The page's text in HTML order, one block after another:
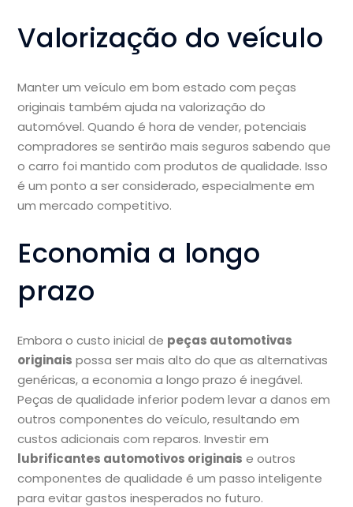
Valorização do veículo
Manter um veículo em bom estado com peças
originais também ajuda na valorização do
automóvel. Quando é hora de vender, potenciais
compradores se sentirão mais seguros sabendo que
o carro foi mantido com produtos de qualidade. Isso
é um ponto a ser considerado, especialmente em
um mercado competitivo.
Economia a longo
prazo
Embora o custo inicial de peças automotivas
originais possa ser mais alto do que as alternativas
genéricas, a economia a longo prazo é inegável.
Peças de qualidade inferior podem levar a danos em
outros componentes do veículo, resultando em
custos adicionais com reparos. Investir em
lubrificantes automotivos originais e outros
componentes de qualidade é um passo inteligente
para evitar gastos inesperados no futuro.